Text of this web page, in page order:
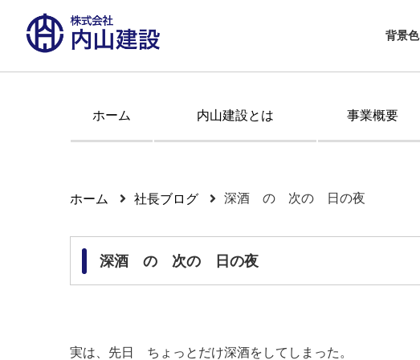
背景色
ホーム 内山建設とは 事業概要
ホーム 社長ブログ 深酒 の 次の 日の夜
深酒 の 次の 日の夜
実は、先日 ちょっとだけ深酒をしてしまった。